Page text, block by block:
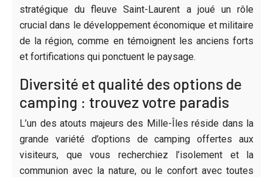
stratégique du fleuve Saint-Laurent a joué un rôle
crucial dans le développement économique et militaire
de la région, comme en témoignent les anciens forts
et fortifications qui ponctuent le paysage.
Diversité et qualité des options de
camping : trouvez votre paradis
L’un des atouts majeurs des Mille-Îles réside dans la
grande variété d’options de camping offertes aux
visiteurs, que vous recherchiez l’isolement et la
communion avec la nature, ou le confort avec toutes